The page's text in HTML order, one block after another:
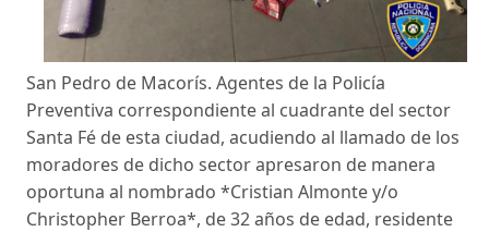
San Pedro de Macorís. Agentes de la Policía
Preventiva correspondiente al cuadrante del sector
Santa Fé de esta ciudad, acudiendo al llamado de los
moradores de dicho sector apresaron de manera
oportuna al nombrado *Cristian Almonte y/o
Christopher Berroa*, de 32 años de edad, residente